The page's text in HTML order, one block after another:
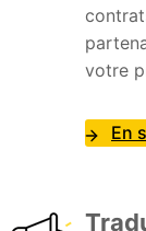
votre
En